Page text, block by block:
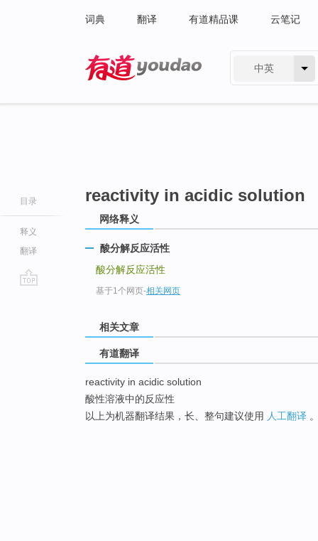
词典 翻译 有道精品课 云笔记
中英
目录
释义
翻译
reactivity in acidic solution
网络释义
酸分解反应活性
酸分解反应活性
基于1个网页-相关网页
相关文章
有道翻译
reactivity in acidic solution
酸性溶液中的反应性
以上为机器翻译结果，长、整句建议使用 人工翻译